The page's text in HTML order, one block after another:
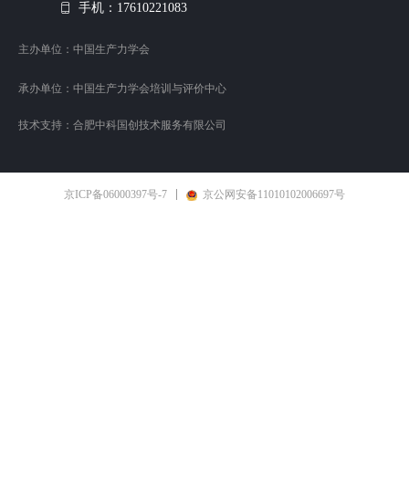
ꀆ 手机：17610221083
承办单位：中国生产力学会培训与评价中心
主办单位：中国生产力学会
技术支持：合肥中科国创技术服务有限公司
京ICP备06000397号-7 京公网安备11010102006697号